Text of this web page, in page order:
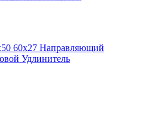
60х27 Направляющий
Удлинитель